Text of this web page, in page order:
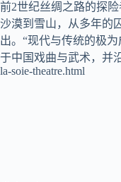
前2世纪丝绸之路的探
沙漠到雪山，从多年的
出。“现代与传统的极
于中国戏曲与武术，并
la-soie-theatre.html